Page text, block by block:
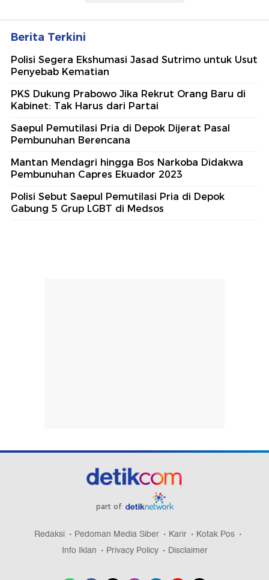
Berita Terkini
Polisi Segera Ekshumasi Jasad Sutrimo untuk Usut
Penyebab Kematian
PKS Dukung Prabowo Jika Rekrut Orang Baru di
Kabinet: Tak Harus dari Partai
Saepul Pemutilasi Pria di Depok Dijerat Pasal
Pembunuhan Berencana
Mantan Mendagri hingga Bos Narkoba Didakwa
Pembunuhan Capres Ekuador 2023
Polisi Sebut Saepul Pemutilasi Pria di Depok
Gabung 5 Grup LGBT di Medsos
part of
Redaksi Pedoman Media Siber Karir
Kotak Pos
Info Iklan
Privacy Policy Disclaimer